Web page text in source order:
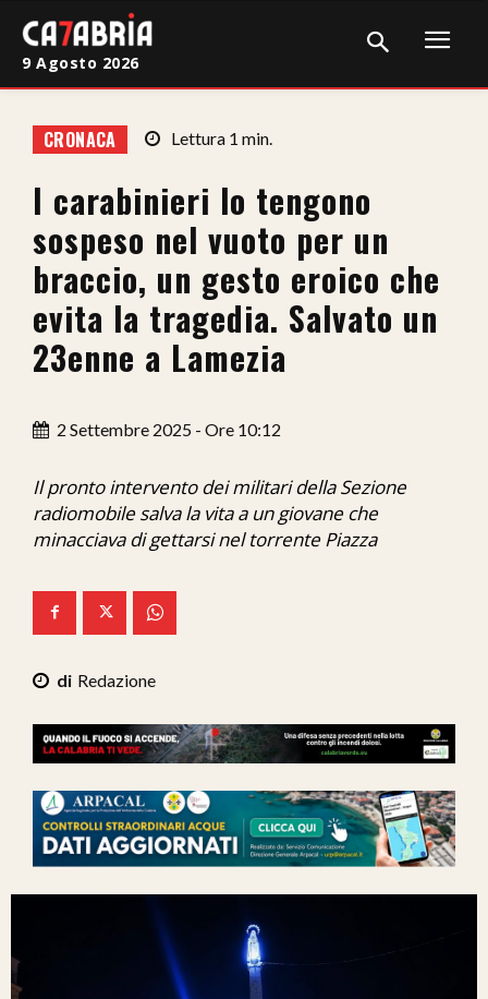
Cronaca
Giudiziaria
Politica
Sport
Attualità
Ita-Mondo
C7 Play
We Calabria
9 Agosto 2026
CRONACA Lettura 1 min.
I carabinieri lo tengono
sospeso nel vuoto per un
braccio, un gesto eroico che
evita la tragedia. Salvato un
23enne a Lamezia
2 Settembre 2025 - Ore 10:12
Il pronto intervento dei militari della Sezione
radiomobile salva la vita a un giovane che
minacciava di gettarsi nel torrente Piazza
Redazione